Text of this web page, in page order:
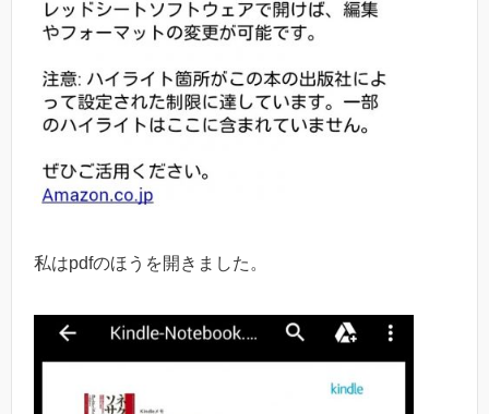
私はpdfのほうを開きました。